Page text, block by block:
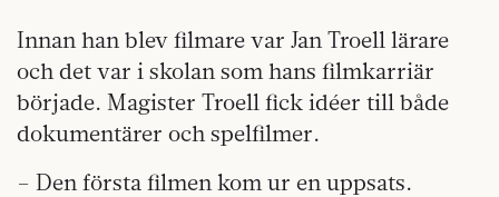
Innan han blev filmare var Jan Troell lärare
och det var i skolan som hans filmkarriär
började. Magister Troell fick idéer till både
dokumentärer och spelfilmer.
– Den första filmen kom ur en uppsats.